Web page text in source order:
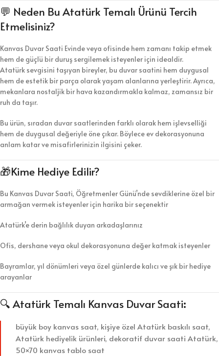
💬 Neden Bu Atatürk Temalı Ürünü Tercih
Etmelisiniz?
Kanvas Duvar Saati Evinde veya ofisinde hem zamanı takip etmek
hem de güçlü bir duruş sergilemek isteyenler için idealdir.
Atatürk sevgisini taşıyan bireyler, bu duvar saatini hem duygusal
hem de estetik bir parça olarak yaşam alanlarına yerleştirir. Ayrıca,
mekanlara nostaljik bir hava kazandırmakla kalmaz, zamansız bir
ruh da taşır.
Bu ürün, sıradan duvar saatlerinden farklı olarak hem işlevselliği
hem de duygusal değeriyle öne çıkar. Böylece ev dekorasyonuna
anlam katar ve misafirlerinizin ilgisini çeker.
🎁Kime Hediye Edilir?
Bu Kanvas Duvar Saati, Öğretmenler Günü’nde sevdiklerine özel bir
armağan vermek isteyenler için harika bir seçenektir
Atatürk’e derin bağlılık duyan arkadaşlarınız
Ofis, dershane veya okul dekorasyonuna değer katmak isteyenler
Bayramlar, yıl dönümleri veya özel günlerde kalıcı ve şık bir hediye
arayanlar
🔍 Atatürk Temalı Kanvas Duvar Saati:
büyük boy kanvas saat, kişiye özel Atatürk baskılı saat,
Atatürk hediyelik ürünleri, dekoratif duvar saati Atatürk,
50×70 kanvas tablo saat